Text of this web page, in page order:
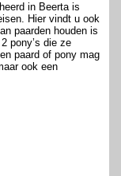
in Beerta is
Hier vindt u ook
paarden houden is
pony’s die ze
paard of pony mag
ook een